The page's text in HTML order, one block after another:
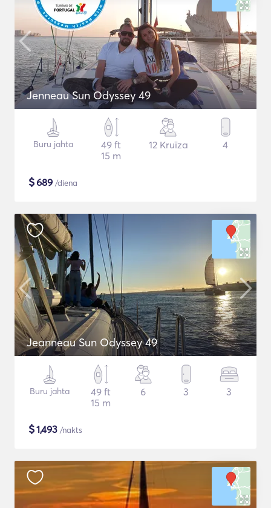
Jenneau Sun Odyssey 49
Buru jahta
49 ft
15 m
12 Kruīza 4
$689 /diena
Jeanneau Sun Odyssey 49
Buru jahta
49 ft
15 m
6 3 3
$1,493 /nakts